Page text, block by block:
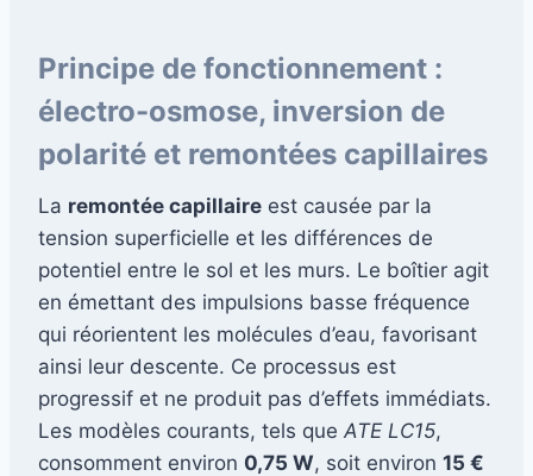
Principe de fonctionnement :
électro-osmose, inversion de
polarité et remontées capillaires
La remontée capillaire est causée par la
tension superficielle et les différences de
potentiel entre le sol et les murs. Le boîtier agit
en émettant des impulsions basse fréquence
qui réorientent les molécules d’eau, favorisant
ainsi leur descente. Ce processus est
progressif et ne produit pas d’effets immédiats.
Les modèles courants, tels que ATE LC15,
consomment environ 0,75 W, soit environ 15 €